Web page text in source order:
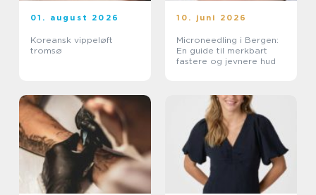
01. august 2026
Koreansk vippeløft
tromsø
10. juni 2026
Microneedling i Bergen:
En guide til merkbart
fastere og jevnere hud